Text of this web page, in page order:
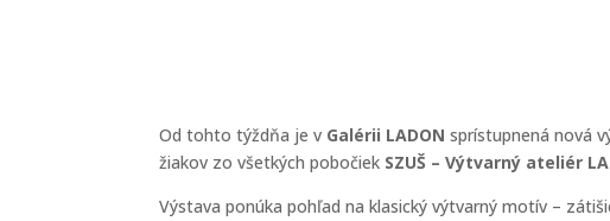
Od tohto týždňa je v Galérii LADON sprístupnená nová
žiakov zo všetkých pobočiek SZUŠ – Výtvarný ateliér
Výstava ponúka pohľad na klasický výtvarný motív –